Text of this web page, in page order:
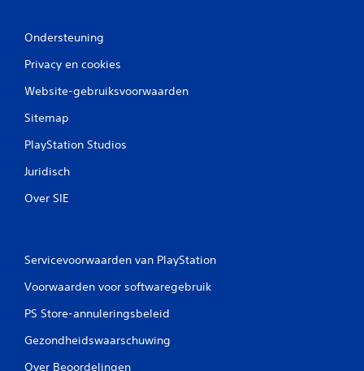
Ondersteuning
Privacy en cookies
Website-gebruiksvoorwaarden
Sitemap
PlayStation Studios
Juridisch
Over SIE
Servicevoorwaarden van PlayStation
Voorwaarden voor softwaregebruik
PS Store-annuleringsbeleid
Gezondheidswaarschuwing
Over Beoordelingen